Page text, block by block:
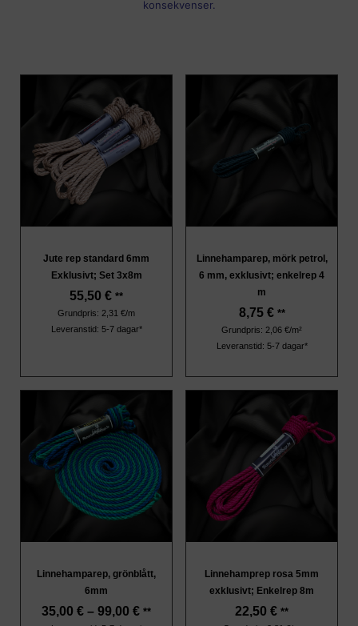
konsekvenser.
Jute rep standard 6mm
Exklusivt; Set 3x8m
55,50 € **
Grundpris: 2,31 €/m
Leveranstid: 5-7 dagar*
Linnehamparep, mörk petrol,
6 mm, exklusivt; enkelrep 4
m
8,75 € **
Grundpris: 2,06 €/m²
Leveranstid: 5-7 dagar*
Linnehamparep, grönblått,
6mm
35,00 € – 99,00 € **
Linnehamprep rosa 5mm
exklusivt; Enkelrep 8m
22,50 € **